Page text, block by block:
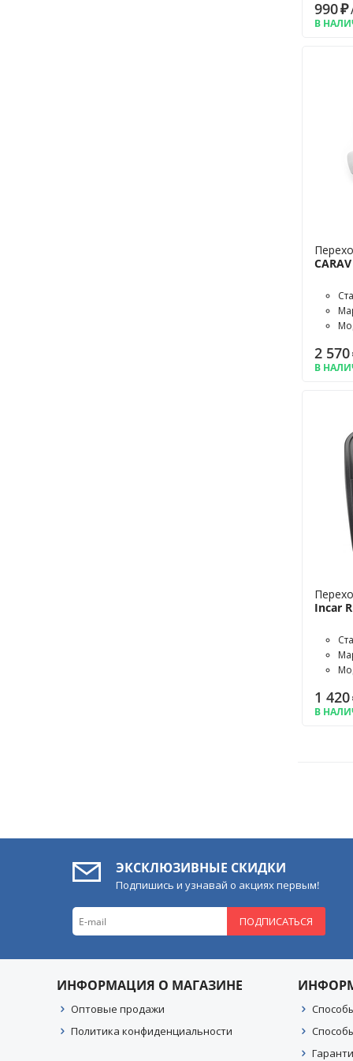
CX-5
CX-7
CX-9
Doblo
Elantra
Emgrand
Epica
Escape
990₽
В
2 570
В
Incar
1 420
В
ЭКСКЛЮЗИВНЫЕ СКИДКИ
Подпишись и узнавай о акциях первым!
ПОДПИСАТЬСЯ
ИНФОРМАЦИЯ О МАГАЗИНЕ
Оптовые продажи
Политика конфиденциальности